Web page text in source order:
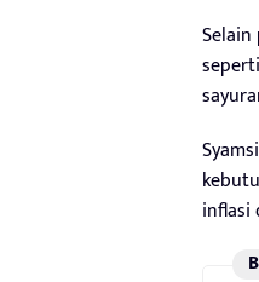
inflasi